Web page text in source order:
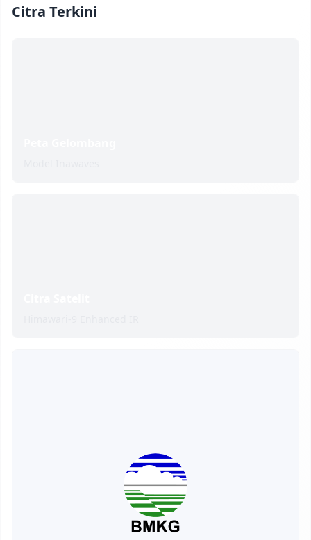
Citra Terkini